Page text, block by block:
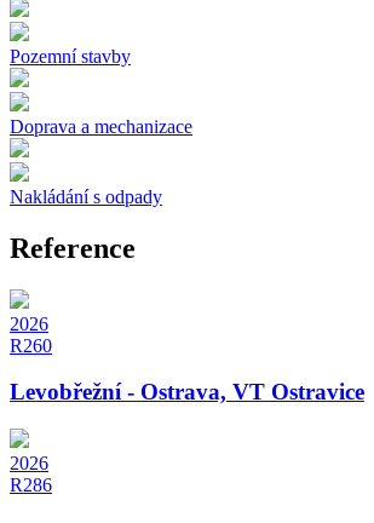
Pozemní stavby
Doprava a mechanizace
Nakládání s odpady
Reference
2026
R260
Levobřežní - Ostrava, VT Ostravice
2026
R286